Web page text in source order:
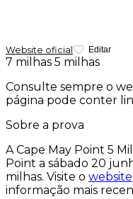
Website oficial Editar
7 milhas 5 milhas
Consulte sempre o
página pode conter
Sobre a prova
A Cape May Point 5
Point a sábado 20
milhas. Visite o website
informação mais